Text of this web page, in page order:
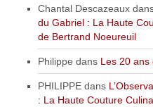
Chantal Descazeaux
du Gabriel : La Haute
de Bertrand Noeureuil
Philippe dans Les 20 ans
PHILIPPE dans
: La Haute Couture